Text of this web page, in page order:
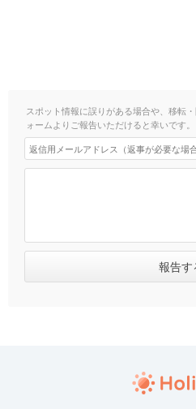
スポット情報に誤りがある場合や、移転
ォームよりご報告いただけると幸いです。